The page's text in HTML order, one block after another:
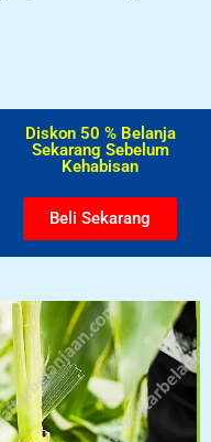
Diskon 50 % Belanja
Sekarang Sebelum
Kehabisan​
Beli Sekarang